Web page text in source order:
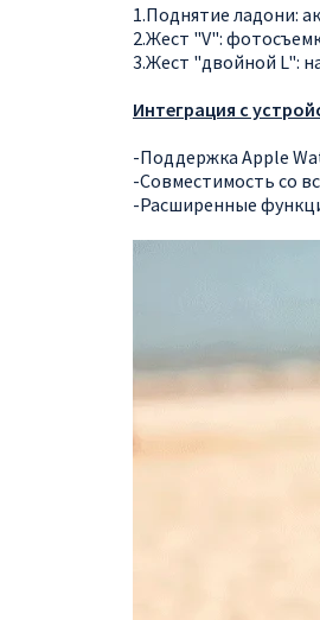
1.Поднятие ладони:
2.Жест "V":
3.Жест "двойной L":
Интеграция с
-Поддержка Apple
-Совместимость со
-Расширенные